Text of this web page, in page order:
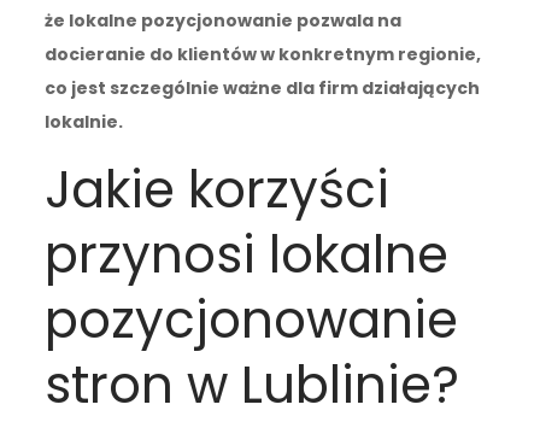
że lokalne pozycjonowanie pozwala na
docieranie do klientów w konkretnym regionie,
co jest szczególnie ważne dla firm działających
lokalnie.
Jakie korzyści
przynosi lokalne
pozycjonowanie
stron w Lublinie?